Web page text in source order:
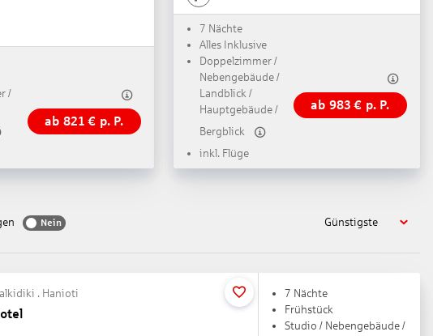
/
ab 821 € p. P.
7 Nächte
Alles Inklusive
Doppelzimmer /
Nebengebäude /
Landblick /
Hauptgebäude /
Bergblick
inkl. Flüge
ab 983 € p. P.
Nein Günstigste
. Hanioti
7 Nächte
Frühstück
Studio / Nebengebäude /